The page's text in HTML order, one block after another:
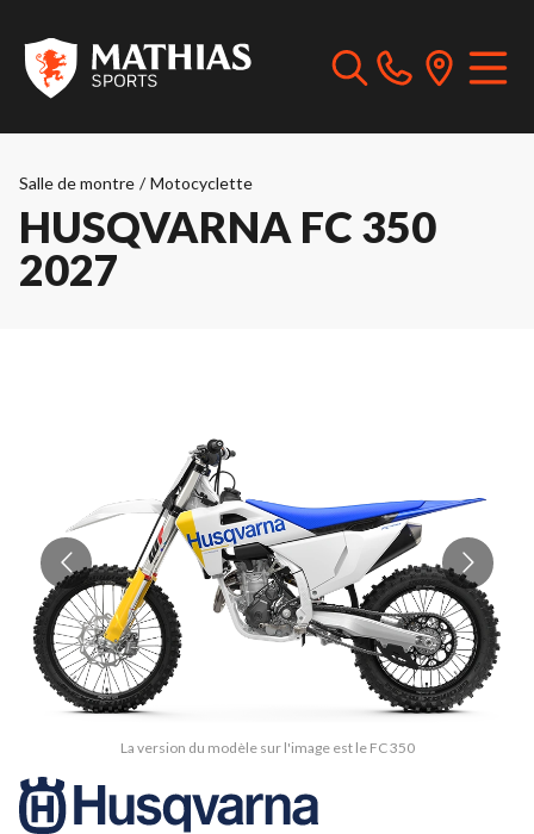
Salle de montre / Motocyclette
HUSQVARNA FC 350
2027
La version du modèle sur l'image est le FC 350